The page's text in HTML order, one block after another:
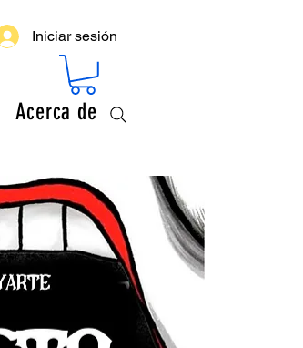
Iniciar sesión
Acerca de